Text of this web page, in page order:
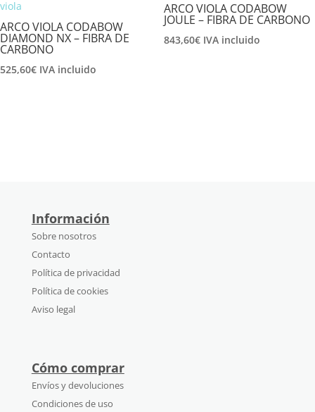
ARCO VIOLA CODABOW
DIAMOND NX – FIBRA DE
CARBONO
525,60€ IVA incluido
ARCO VIOLA CODABOW
JOULE – FIBRA DE CARBONO
843,60€ IVA incluido
Información
Sobre nosotros
Contacto
Política de privacidad
Política de cookies
Aviso legal
Cómo comprar
Envíos y devoluciones
Condiciones de uso